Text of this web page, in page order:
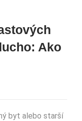
Ako
byt alebo starší